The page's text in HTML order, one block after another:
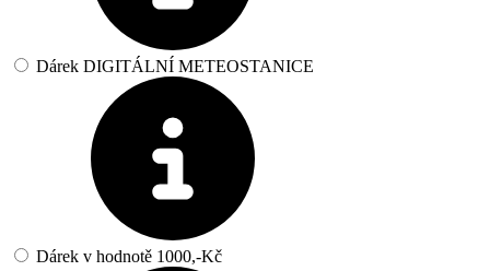
Dárek DIGITÁLNÍ METEOSTANICE
Dárek v hodnotě 1000,-Kč